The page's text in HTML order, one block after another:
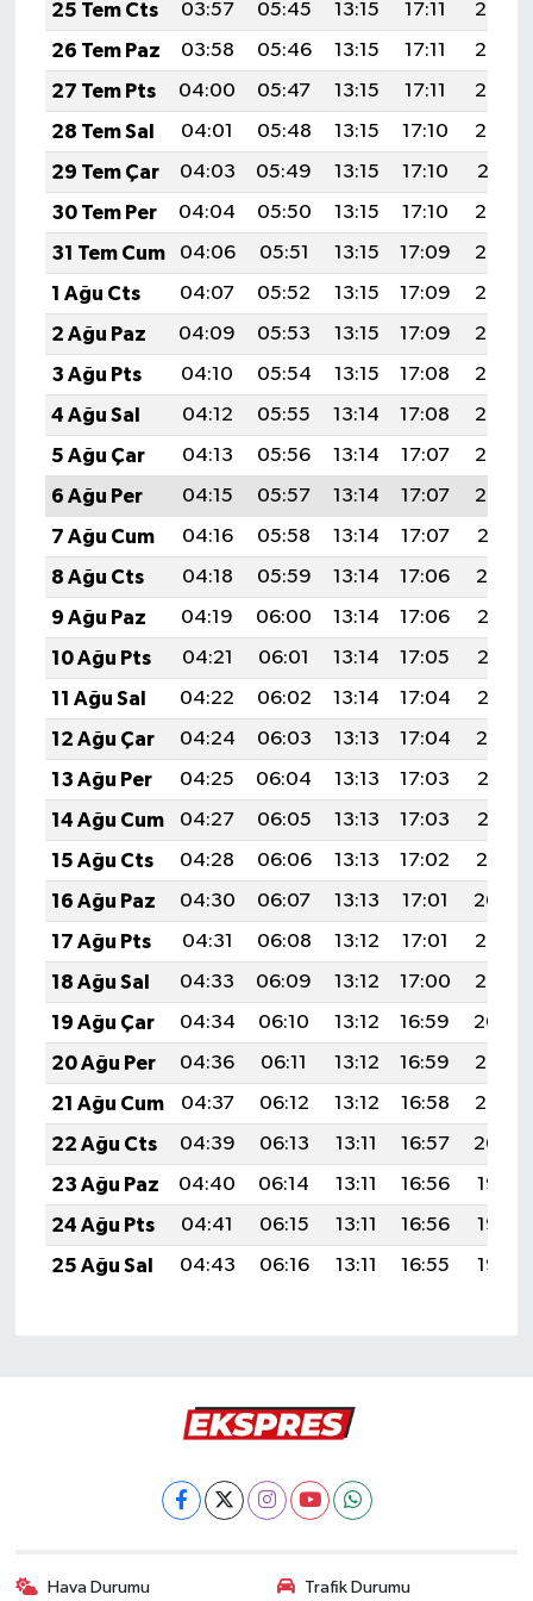
25 Tem Cts
03:57 05:45 13:15 17:11
20:34
26 Tem Paz
03:58 05:46 13:15 17:11
20:34
27 Tem Pts
04:00 05:47 13:15 17:11
20:33
28 Tem Sal
04:01 05:48 13:15 17:10
20:32
29 Tem Çar
04:03 05:49 13:15 17:10
20:31
30 Tem Per
04:04 05:50 13:15 17:10
20:30
31 Tem Cum
04:06 05:51 13:15 17:09
20:29
1 Ağu Cts
04:07 05:52 13:15 17:09
20:28
2 Ağu Paz
04:09 05:53 13:15 17:09
20:26
3 Ağu Pts
04:10 05:54 13:15 17:08
20:25
4 Ağu Sal
04:12 05:55 13:14 17:08
20:24
5 Ağu Çar
04:13 05:56 13:14 17:07
20:23
6 Ağu Per
04:15 05:57 13:14 17:07
20:22
7 Ağu Cum
04:16 05:58 13:14 17:07
20:21
8 Ağu Cts
04:18 05:59 13:14 17:06
20:19
9 Ağu Paz
04:19 06:00 13:14 17:06
20:18
10 Ağu Pts
04:21 06:01 13:14 17:05
20:17
11 Ağu Sal
04:22 06:02 13:14 17:04
20:16
12 Ağu Çar
04:24 06:03 13:13 17:04
20:14
13 Ağu Per
04:25 06:04 13:13 17:03
20:13
14 Ağu Cum
04:27 06:05 13:13 17:03
20:12
15 Ağu Cts
04:28 06:06 13:13 17:02
20:10
16 Ağu Paz
04:30 06:07 13:13 17:01
20:09
17 Ağu Pts
04:31 06:08 13:12 17:01
20:07
18 Ağu Sal
04:33 06:09 13:12 17:00
20:06
19 Ağu Çar
04:34 06:10 13:12 16:59
20:04
20 Ağu Per
04:36 06:11 13:12 16:59
20:03
21 Ağu Cum
04:37 06:12 13:12 16:58
20:02
22 Ağu Cts
04:39 06:13 13:11 16:57
20:00
23 Ağu Paz
04:40 06:14 13:11 16:56
19:58
24 Ağu Pts
04:41 06:15 13:11 16:56
19:57
25 Ağu Sal
04:43 06:16 13:11 16:55 19:55
Hava Durumu Trafik Durumu
Resmi İlan
Rüya Tabirleri
Sağlık
Şaphane
Simav
Siyaset
Spor
Tavşanlı
Teknoloji
Türkiye
Video Galeri
Yaşam
Yemek Tarifleri